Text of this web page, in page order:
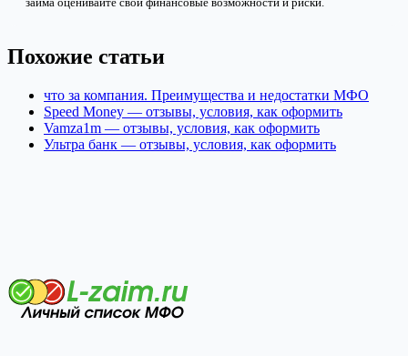
Похожие статьи
что за компания. Преимущества и недостатки МФО
Speed Money — отзывы, условия, как оформить
Vamza1m — отзывы, условия, как оформить
Ультра банк — отзывы, условия, как оформить